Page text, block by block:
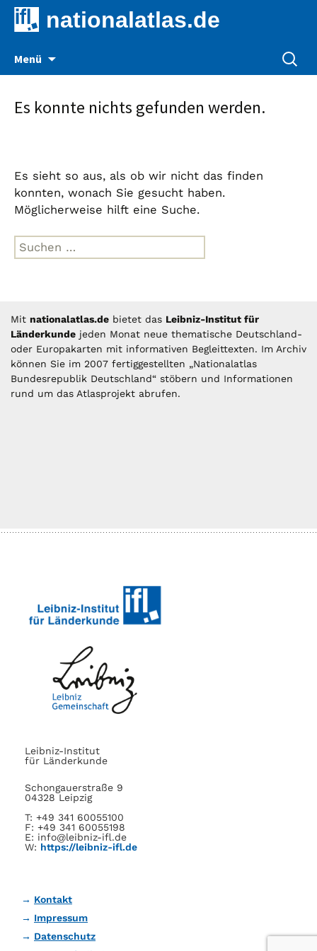
nationalatlas.de
Menü
Suche
nach:
Es konnte nichts gefunden werden.
Es sieht so aus, als ob wir nicht das finden
konnten, wonach Sie gesucht haben.
Möglicherweise hilft eine Suche.
Suche
nach:
Mit nationalatlas.de bietet das Leibniz-Institut für
Länderkunde jeden Monat neue thematische Deutschland-
oder Europakarten mit informativen Begleittexten. Im Archiv
können Sie im 2007 fertiggestellten „Nationalatlas
Bundesrepublik Deutschland“ stöbern und Informationen
rund um das Atlasprojekt abrufen.
Leibniz-Institut
für Länderkunde
Schongauerstraße 9
04328 Leipzig
T: +49 341 60055100
F: +49 341 60055198
E: info@leibniz-ifl.de
W: https://leibniz-ifl.de
Kontakt
Impressum
Datenschutz